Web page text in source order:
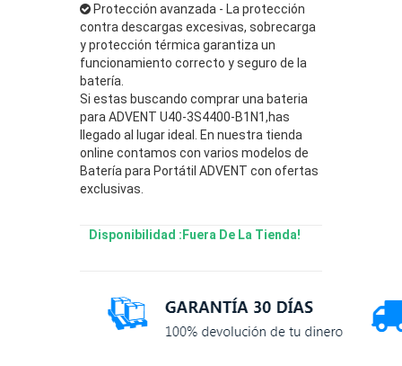
Protección avanzada - La protección
contra descargas excesivas, sobrecarga
y protección térmica garantiza un
funcionamiento correcto y seguro de la
batería.
Si estas buscando comprar una bateria
para ADVENT U40-3S4400-B1N1,has
llegado al lugar ideal. En nuestra tienda
online contamos con varios modelos de
Batería para Portátil ADVENT con ofertas
exclusivas.
Disponibilidad :Fuera De La Tienda!